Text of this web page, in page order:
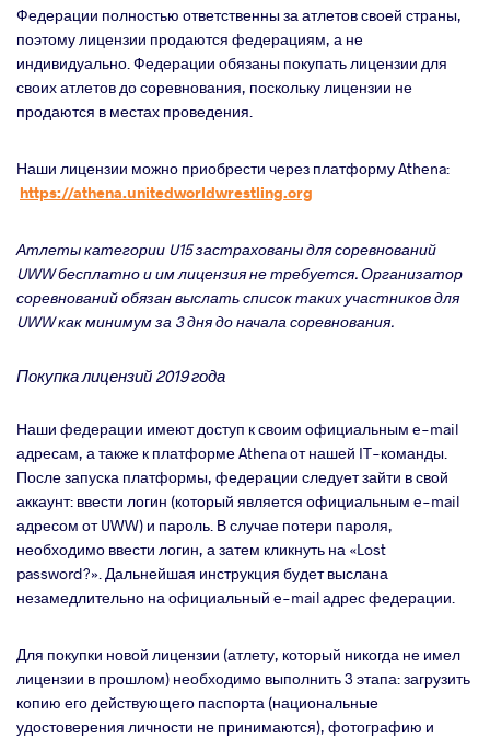
Федерации полностью ответственны за атлетов своей страны,
поэтому лицензии продаются федерациям, а не
индивидуально. Федерации обязаны покупать лицензии для
своих атлетов до соревнования, поскольку лицензии не
продаются в местах проведения.
Наши лицензии можно приобрести через платформу Athena:
https://athena.unitedworldwrestling.org
Атлеты категории U15 застрахованы для соревнований
UWW бесплатно и им лицензия не требуется. Организатор
соревнований обязан выслать список таких участников для
UWW как минимум за 3 дня до начала соревнования.
Покупка лицензий 2019 года
Наши федерации имеют доступ к своим официальным e-mail
адресам, а также к платформеAthenaот нашей IT-команды.
После запуска платформы, федерации следует зайти в свой
аккаунт: ввести логин (который является официальным e-mail
адресом отUWW) и пароль. В случае потери пароля,
необходимо ввести логин, а затем кликнуть на «Lost
password?». Дальнейшая инструкция будет выслана
незамедлительно на официальный e-mailадрес федерации.
Для покупки новой лицензии (атлету, который никогда не имел
лицензии в прошлом) необходимо выполнить 3 этапа: загрузить
копию его действующего паспорта (национальные
удостоверения личности не принимаются), фотографию и